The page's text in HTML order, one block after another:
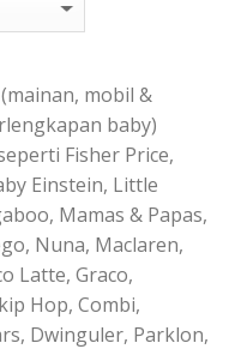
mobil &
baby)
Fisher Price,
Einstein, Little
Mamas & Papas,
Nuna, Maclaren,
Latte, Graco,
Hop, Combi,
Dwinguler, Parklon,